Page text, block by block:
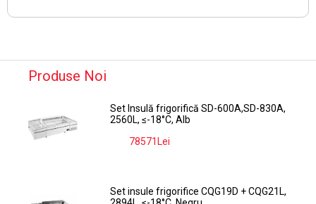
Produse Noi
Set Insulă frigorifică SD-600A,SD-830A,
2560L, ≤-18°C, Alb
78571Lei
Set insule frigorifice CQG19D + CQG21L,